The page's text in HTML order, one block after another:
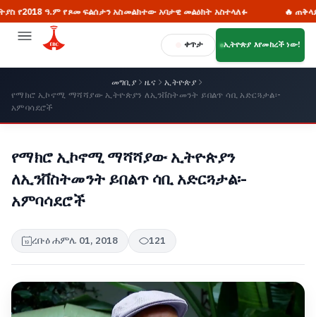
ፍልሰታን አስመልክተው አባታዊ መልዕክት አስተላለፉ 🔥 ጠቅላይ ሚኒስትር
ቀጥታ ኢትዮጵያ እየመከረች ነው!
መግቢያ ዜና
ኢትዮጵያ
የማክሮ ኢኮኖሚ ማሻሻያው ኢትዮጵያን ለኢንቨስትመንት ይበልጥ ሳቢ አድርጓታል፡-
አምባሳደሮች
የማክሮ ኢኮኖሚ ማሻሻያው ኢትዮጵያን
ለኢንቨስትመንት ይበልጥ ሳቢ አድርጓታል፡-
አምባሳደሮች
ረቡዕ ሐምሌ 01, 2018 121